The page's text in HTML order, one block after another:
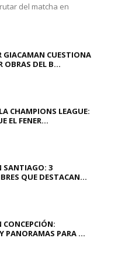
del matcha en
GIACAMAN CUESTIONA
OBRAS DEL B...
CHAMPIONS LEAGUE:
EL FENER...
SANTIAGO: 3
QUE DESTACAN...
CONCEPCIÓN:
PANORAMAS PARA ...